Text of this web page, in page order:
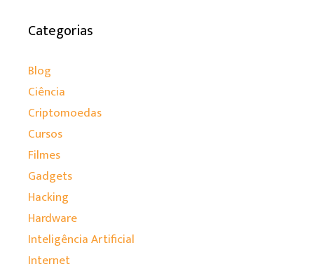
Categorias
Blog
Ciência
Criptomoedas
Cursos
Filmes
Gadgets
Hacking
Hardware
Inteligência Artificial
Internet